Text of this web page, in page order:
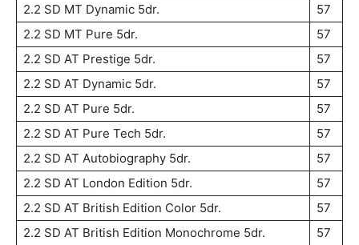
2.2 SD MT Dynamic 5dr.
57
2.2 SD MT Pure 5dr.
57
2.2 SD AT Prestige 5dr.
57
2.2 SD AT Dynamic 5dr.
57
2.2 SD AT Pure 5dr.
57
2.2 SD AT Pure Tech 5dr.
57
2.2 SD AT Autobiography 5dr.
57
2.2 SD AT London Edition 5dr.
57
2.2 SD AT British Edition Color 5dr.
57
2.2 SD AT British Edition Monochrome 5dr.
57